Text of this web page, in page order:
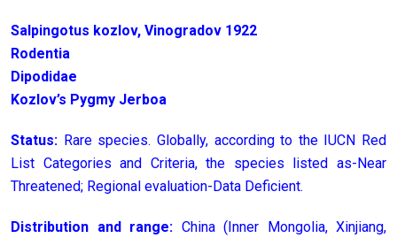
Salpingotus kozlov, Vinogradov 1922
Rodentia
Dipodidae
Kozlov’s Pygmy Jerboa
Status: Rare species. Globally, according to the IUCN Red
List Categories and Criteria, the species listed as-Near
Threatened; Regional evaluation-Data Deficient.
Distribution and range: China (Inner Mongolia, Xinjiang,